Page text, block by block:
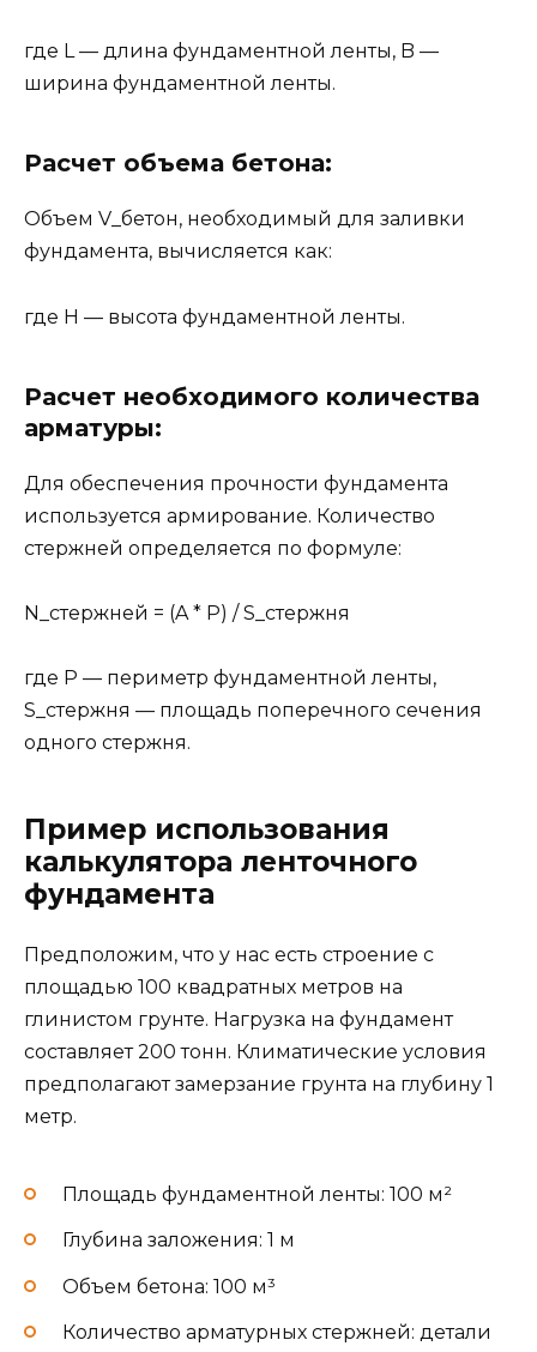
где L — длина фундаментной ленты, B —
ширина фундаментной ленты.
Расчет объема бетона:
Объем V_бетон, необходимый для заливки
фундамента, вычисляется как:
где H — высота фундаментной ленты.
Расчет необходимого количества
арматуры:
Для обеспечения прочности фундамента
используется армирование. Количество
стержней определяется по формуле:
N_стержней = (A * P) / S_стержня
где P — периметр фундаментной ленты,
S_стержня — площадь поперечного сечения
одного стержня.
Пример использования
калькулятора ленточного
фундамента
Предположим, что у нас есть строение с
площадью 100 квадратных метров на
глинистом грунте. Нагрузка на фундамент
составляет 200 тонн. Климатические условия
предполагают замерзание грунта на глубину 1
метр.
Площадь фундаментной ленты: 100 м²
Глубина заложения: 1 м
Объем бетона: 100 м³
Количество арматурных стержней: детали